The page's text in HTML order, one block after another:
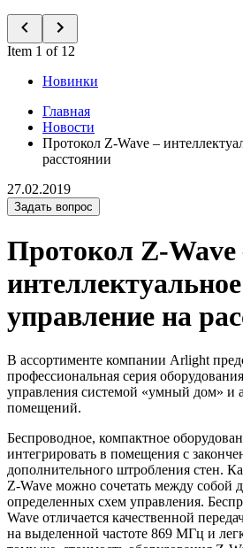
Item 1 of 12
Новинки
Главная
Новости
Протокол Z-Wave –
расстоянии
27.02.2019
Задать вопрос
Протокол Z-Wave
интеллектуальное
управление на
В ассортименте компании Arlight
профессиональная серия
управления системой «умный дом» и
помещений.
Беспроводное, компактное
интегрировать в помещения с
дополнительного штробления стен.
Z-Wave можно сочетать между собой
определенных схем управления.
Wave отличается качественной
на выделенной частоте 869 МГц и